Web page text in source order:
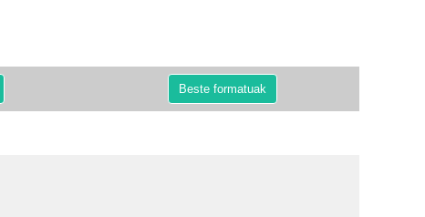
Beste formatuak